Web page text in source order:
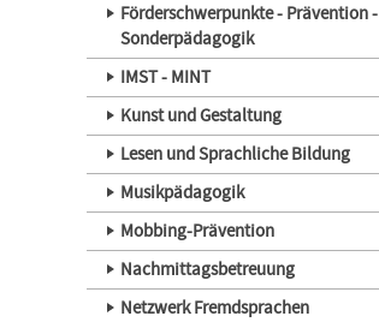
Förderschwerpunkte - Prävention -
Sonderpädagogik
IMST - MINT
Kunst und Gestaltung
Lesen und Sprachliche Bildung
Musikpädagogik
Mobbing-Prävention
Nachmittagsbetreuung
Netzwerk Fremdsprachen